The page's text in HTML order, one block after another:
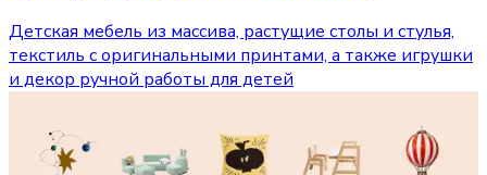
Детская мебель из массива, растущие столы и стулья,
текстиль с оригинальными принтами, а также игрушки
и декор ручной работы для детей